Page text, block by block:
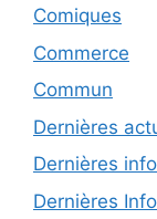
Comiques
Commerce
Commun
Dernières
Dernières
Dernières